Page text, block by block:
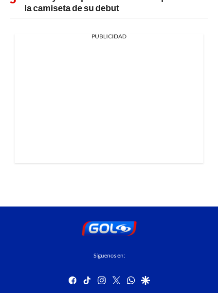
la camiseta de su debut
PUBLICIDAD
Síguenos en:
facebook
tiktok instagram
twitterwhatsapp
google